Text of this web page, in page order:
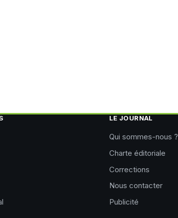
LE JOURNAL
Qui sommes-nous ?
Charte éditoriale
Corrections
Nous contacter
Publicité